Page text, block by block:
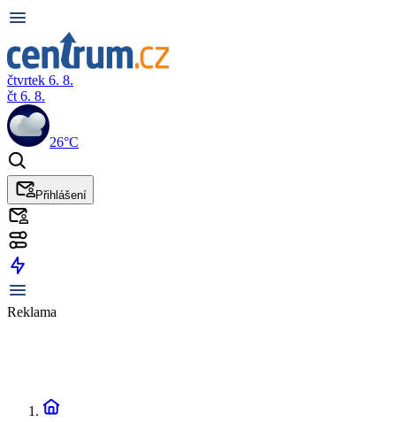
čtvrtek 6. 8.
čt 6. 8.
26°C
Přihlášení
Reklama